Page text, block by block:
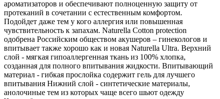
ароматизаторов и обеспечивают полноценную защиту от
протеканий в сочетании с естественным комфортом.
Подойдет даже тем у кого аллергия или повышенная
чувствительность к запахам. Naturella Cotton protection
одобрена Российским обществом акушеров – гинекологов и
впитывает также хорошо как и новая Naturella Ultra. Верхний
слой - мягкая гипоаллергенная ткань из 100% хлопка,
созданная для полного впитывания жидкости. Впитывающий
материал - гибкая прослойка содержит гель для лучшего
впитывания Нижний слой - синтетические материалы,
анолочиные тем из которых чаще всего шьют одежду